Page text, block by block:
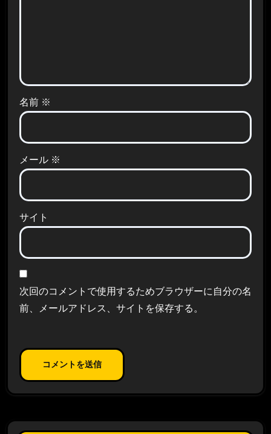
名前 ※
メール ※
サイト
次回のコメントで使用するためブラウザーに自分の名
前、メールアドレス、サイトを保存する。